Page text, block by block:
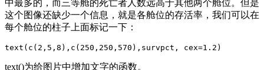
中最多的，而三等舱的死亡者人数远高于其他两个舱位。但是
这个图像还缺少一个信息，就是各舱位的存活率，我们可以在
每个舱位的柱子上面标记一下：
text(c(2,5,8),c(250,250,570),survpct, cex=1.2)
text()为给图片中增加文字的函数。